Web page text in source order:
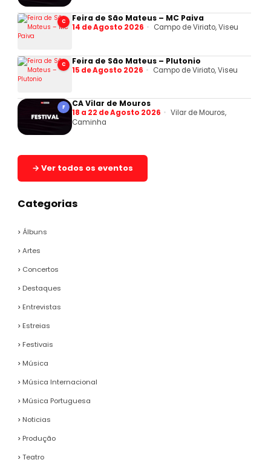
C Feira de São Mateus – MC Paiva
14 de Agosto 2026 Campo de Viriato, Viseu
C Feira de São Mateus – Plutonio
15 de Agosto 2026 Campo de Viriato, Viseu
F CA Vilar de Mouros
18 a 22 de Agosto 2026
Vilar de Mouros,
Caminha
→ Ver todos os eventos
Categorias
Álbuns
Artes
Concertos
Destaques
Entrevistas
Estreias
Festivais
Música
Música Internacional
Música Portuguesa
Noticias
Produção
Teatro